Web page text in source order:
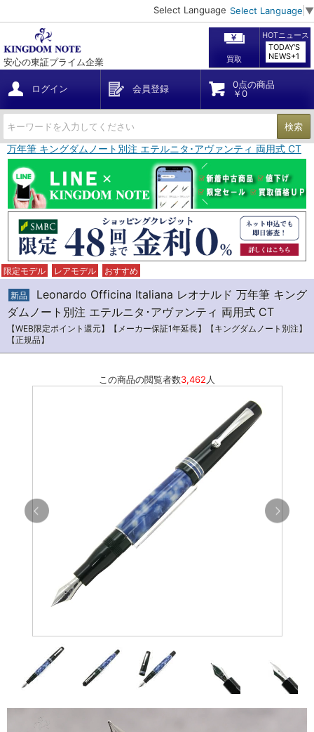
Select Language Select Language ▼
安心の東証プライム企業 買取
HOTニュース
TODAY'S
NEWS+1
ログイン 会員登録
0点の商品
￥0
検索
年筆 キングダムノート別注 エテルニタ･アヴァンティ 両用式 CT
限定モデル レアモデル おすすめ
新品
Leonardo Officina Italiana レオナルド 万年筆 キング
ダムノート別注 エテルニタ･アヴァンティ 両用式 CT
【WEB限定ポイント還元】【メーカー保証1年延長】【キングダムノート別注】
【正規品】
この商品の閲覧者数3,462 人